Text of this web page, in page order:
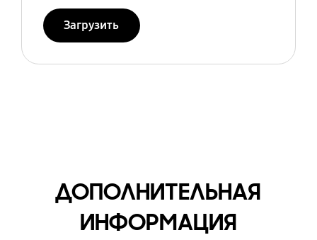
Загрузить
ДОПОЛНИТЕЛЬНАЯ
ИНФОРМАЦИЯ